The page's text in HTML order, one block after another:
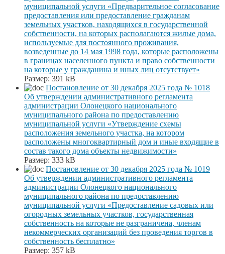
муниципальной услуги «Предварительное согласование
предоставления или предоставление гражданам
земельных участков, находящихся в государственной
собственности, на которых располагаются жилые дома,
используемые для постоянного проживания,
возведенные до 14 мая 1998 года, которые расположены
в границах населенного пункта и право собственности
на которые у гражданина и иных лиц отсутствует»
Размер: 391 kB
Постановление от 30 декабря 2025 года № 1018
Об утверждении административного регламента
администрации Олонецкого национального
муниципального района по предоставлению
муниципальной услуги «Утверждение схемы
расположения земельного участка, на котором
расположены многоквартирный дом и иные входящие в
состав такого дома объекты недвижимости»
Размер: 333 kB
Постановление от 30 декабря 2025 года № 1019
Об утверждении административного регламента
администрации Олонецкого национального
муниципального района по предоставлению
муниципальной услуги «Предоставление садовых или
огородных земельных участков, государственная
собственность на которые не разграничена, членам
некоммерческих организаций без проведения торгов в
собственность бесплатно»
Размер: 357 kB